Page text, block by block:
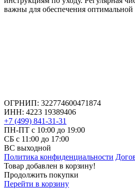
важны для обеспечения оптимальной
ОГРНИП: 322774600471874
ИНН: 4223 19389406
+7 (499) 841-31-31
ПН-ПТ с 10:00 до 19:00
СБ c 11:00 до 17:00
ВС выходной
Политика конфиденциальности
Товар добавлен в корзину!
Продолжить покупки
Перейти в корзину